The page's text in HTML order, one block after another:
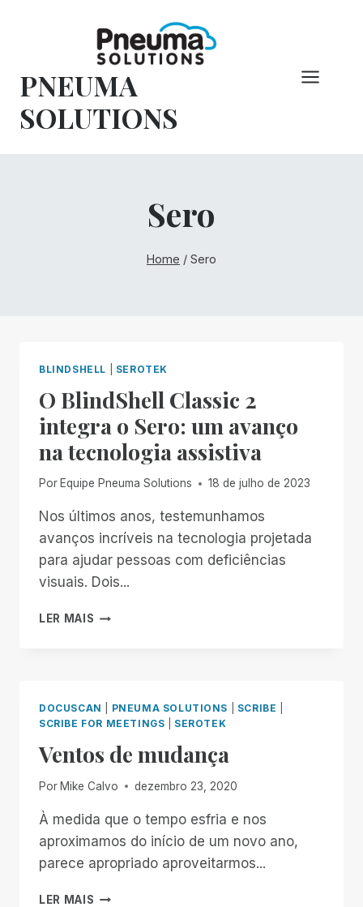
conteúdo
PNEUMA
SOLUTIONS
Sero
Home / Sero
BLINDSHELL SEROTEK
O BlindShell Classic 2
integra o Sero: um avanço
na tecnologia assistiva
Por Equipe Pneuma Solutions 18 de julho de 2023
Nos últimos anos, testemunhamos
avanços incríveis na tecnologia projetada
para ajudar pessoas com deficiências
visuais. Dois...
LER MAIS O
SERO:
AVANÇO
TECNOLOGIA
DOCUSCAN PNEUMA SOLUTIONS SCRIBE
SCRIBE FOR MEETINGS
SEROTEK
Ventos de mudança
Por Mike Calvo dezembro 23, 2020
À medida que o tempo esfria e nos
aproximamos do início de um novo ano,
parece apropriado aproveitarmos...
LER MAIS VENTOS